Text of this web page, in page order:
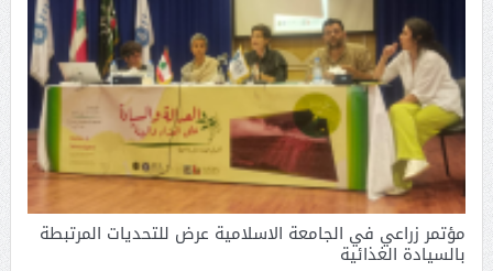
مؤتمر زراعي في الجامعة الاسلامية عرض للتحديات المرتبطة
بالسيادة الغذائية